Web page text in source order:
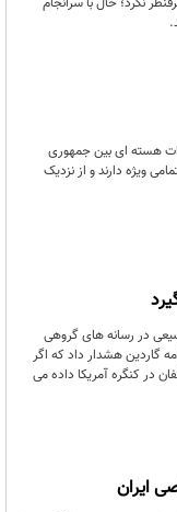
هسته ای بین جمهوری
ای اهتمامی ویژه دارند و از نزدیک
سه شنبه بازتاب وسیعی در رسانه های گروهی
گاردین هشدار داد که اگر
در کنگره آمریکا داده می
ایران